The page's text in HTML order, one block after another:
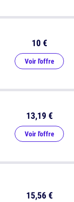
10 €
Voir l'offre
15,56 €
13,19 €
Voir l'offre